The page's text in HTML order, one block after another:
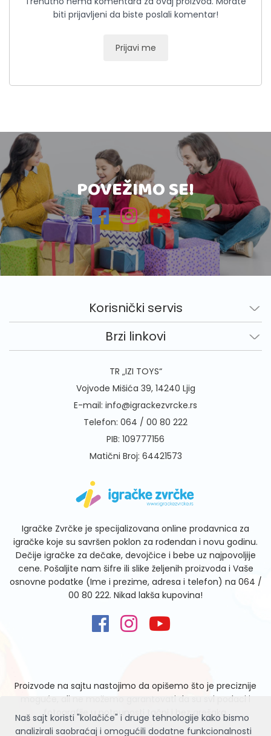
Naš sajt koristi "kolačiće" i druge tehnologije kako bismo
analizirali saobraćaj i omogućili dodatne funkcionalnosti
biti prijavljeni da biste poslali komentar!
Prijavi me
POVEŽIMO SE!
Korisnički servis
Brzi linkovi
TR „IZI TOYS“
Vojvode Mišića 39, 14240 Ljig
E-mail: info@igrackezvrcke.rs
Telefon: 064 / 00 80 222
PIB: 109777156
Matični Broj: 64421573
Igračke Zvrčke je specijalizovana online prodavnica za
igračke koje su savršen poklon za rođendan i novu godinu.
Dečije igračke za dečake, devojčice i bebe uz najpovoljije
cene. Pošaljite nam šifre ili slike željenih proizvoda i Vaše
osnovne podatke (Ime i prezime, adresa i telefon) na 064 /
00 80 222. Nikad lakša kupovina!
Proizvode na sajtu nastojimo da opišemo što je preciznije
moguće, ali ne možemo garantovati da su svi podaci i
fotografije u potpunosti tačni i bez grešaka.